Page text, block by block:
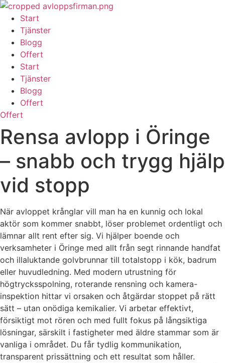
Skip
content
Start
Tjänster
Blogg
Offert
Start
Tjänster
Blogg
Offert
Offert
Rensa avlopp i Öringe
– snabb och trygg hjälp
vid stopp
När avloppet krånglar vill man ha en kunnig och lokal
aktör som kommer snabbt, löser problemet ordentligt och
lämnar allt rent efter sig. Vi hjälper boende och
verksamheter i Öringe med allt från segt rinnande handfat
och illaluktande golvbrunnar till totalstopp i kök, badrum
eller huvudledning. Med modern utrustning för
högtrycksspolning, roterande rensning och kamera-
inspektion hittar vi orsaken och åtgärdar stoppet på rätt
sätt – utan onödiga kemikalier. Vi arbetar effektivt,
försiktigt mot rören och med fullt fokus på långsiktiga
lösningar, särskilt i fastigheter med äldre stammar som är
vanliga i området. Du får tydlig kommunikation,
transparent prissättning och ett resultat som håller.